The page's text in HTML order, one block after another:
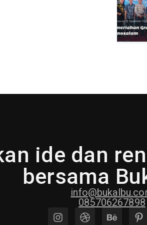
ide dan
bersama
085706267898